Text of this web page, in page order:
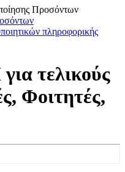
Προσόντων
πληροφορικής
τελικούς
Φοιτητές,